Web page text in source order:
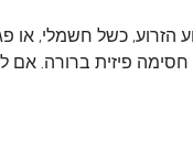
כשל חשמלי, או
פיזית ברורה. אם